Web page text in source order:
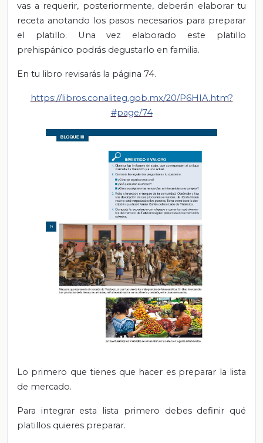
vas a requerir, posteriormente, deberán elaborar tu
receta anotando los pasos necesarios para preparar
el platillo. Una vez elaborado este platillo
prehispánico podrás degustarlo en familia.
En tu libro revisarás la página 74.
https://libros.conaliteg.gob.mx/20/P6HIA.htm?
#page/74
Lo primero que tienes que hacer es preparar la lista
de mercado.
Para integrar esta lista primero debes definir qué
platillos quieres preparar.